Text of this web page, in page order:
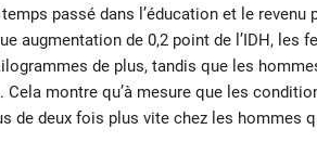
temps passé dans l’éducation et le
augmentation de 0,2 point de l’IDH, les
de plus, tandis que les
Cela montre qu’à mesure que les
de deux fois plus vite chez les hommes